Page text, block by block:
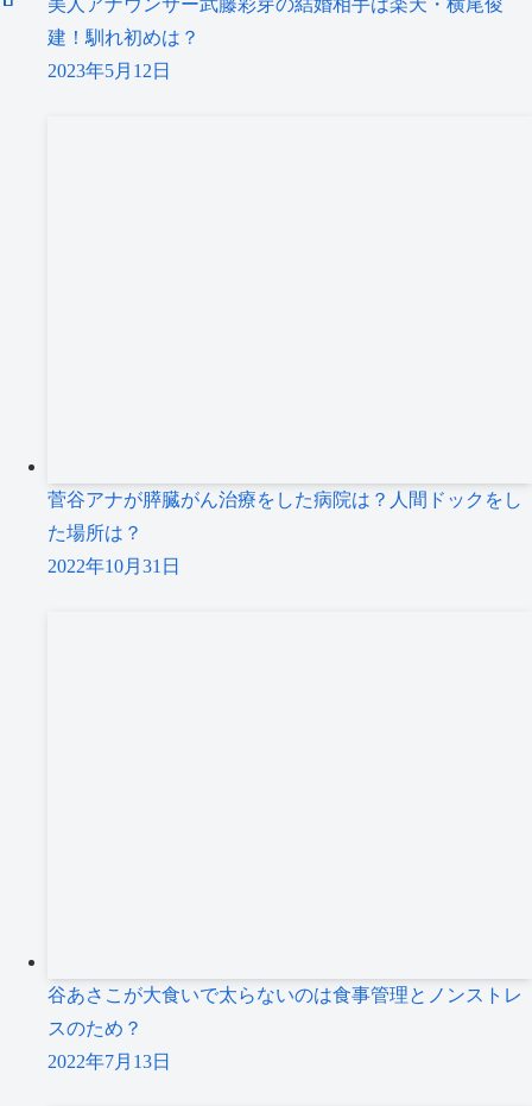
美人アナウンサー武藤彩芽の結婚相手は楽天・横尾俊
建！馴れ初めは？
2023年5月12日
菅谷アナが膵臓がん治療をした病院は？人間ドックをし
た場所は？
2022年10月31日
谷あさこが大食いで太らないのは食事管理とノンストレ
スのため？
2022年7月13日